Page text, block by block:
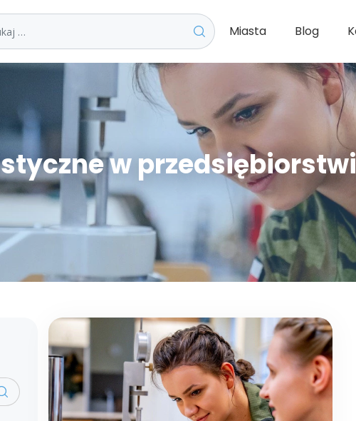
Miasta Blog
w